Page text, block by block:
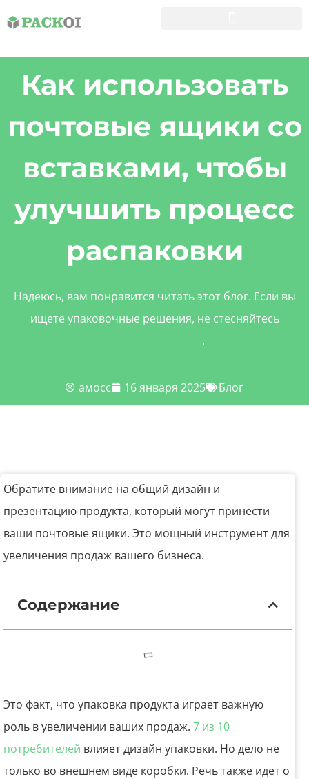
Как использовать
почтовые ящики со
вставками, чтобы
улучшить процесс
распаковки
Надеюсь, вам понравится читать этот блог. Если вы
ищете упаковочные решения, не стесняйтесь
.
амосс 16 января 2025 Блог
Обратите внимание на общий дизайн и
презентацию продукта, который могут принести
ваши почтовые ящики. Это мощный инструмент для
увеличения продаж вашего бизнеса.
Содержание
Это факт, что упаковка продукта играет важную
роль в увеличении ваших продаж. 7 из 10
потребителей влияет дизайн упаковки. Но дело не
только во внешнем виде коробки. Речь также идет о